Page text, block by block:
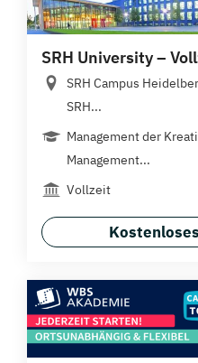
SRH University –
SRH Campus
SRH...
Management der
Management...
Vollzeit